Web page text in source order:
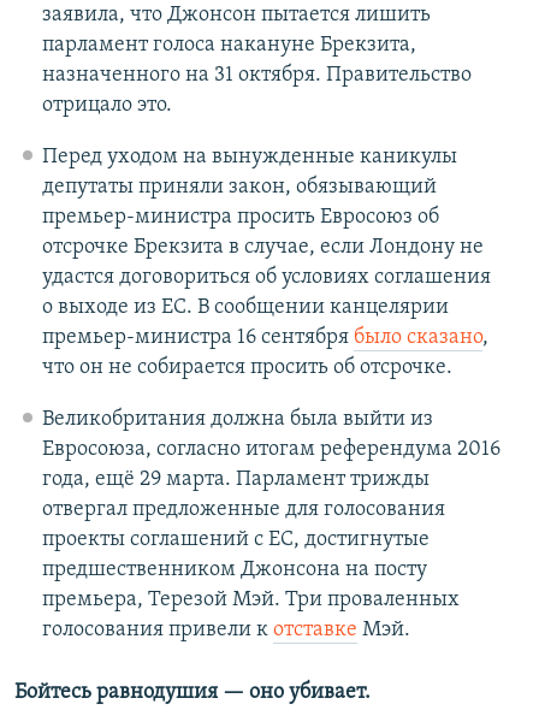
заявила, что Джонсон пытается лишить
парламент голоса накануне Брекзита,
назначенного на 31 октября. Правительство
отрицало это.
Перед уходом на вынужденные каникулы
депутаты приняли закон, обязывающий
премьер-министра просить Евросоюз об
отсрочке Брекзита в случае, если Лондону не
удастся договориться об условиях соглашения
о выходе из ЕС. В сообщении канцелярии
премьер-министра 16 сентября было сказано,
что он не собирается просить об отсрочке.
Великобритания должна была выйти из
Евросоюза, согласно итогам референдума 2016
года, ещё 29 марта. Парламент трижды
отвергал предложенные для голосования
проекты соглашений с ЕС, достигнутые
предшественником Джонсона на посту
премьера, Терезой Мэй. Три проваленных
голосования привели к отставке Мэй.
Бойтесь равнодушия — оно убивает.​